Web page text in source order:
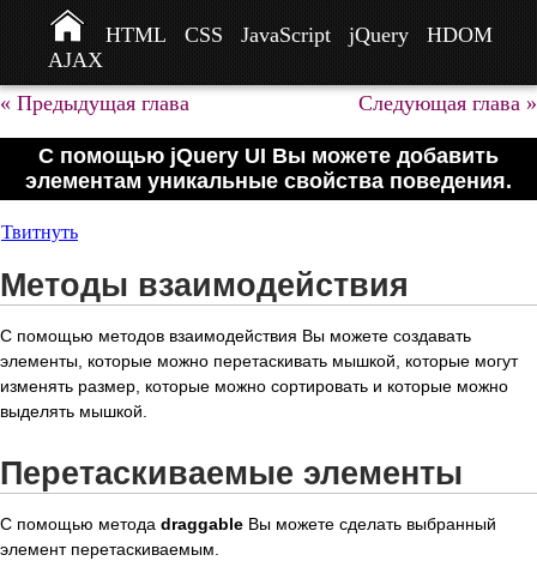
HTML CSS JavaScript jQuery
HDOM
AJAX
« Предыдущая глава
Следующая глава »
С помощью jQuery UI Вы можете добавить
элементам уникальные свойства поведения.
Твитнуть
Методы взаимодействия
С помощью методов взаимодействия Вы можете создавать
элементы, которые можно перетаскивать мышкой, которые могут
изменять размер, которые можно сортировать и которые можно
выделять мышкой.
Перетаскиваемые элементы
С помощью метода draggable Вы можете сделать выбранный
элемент перетаскиваемым.